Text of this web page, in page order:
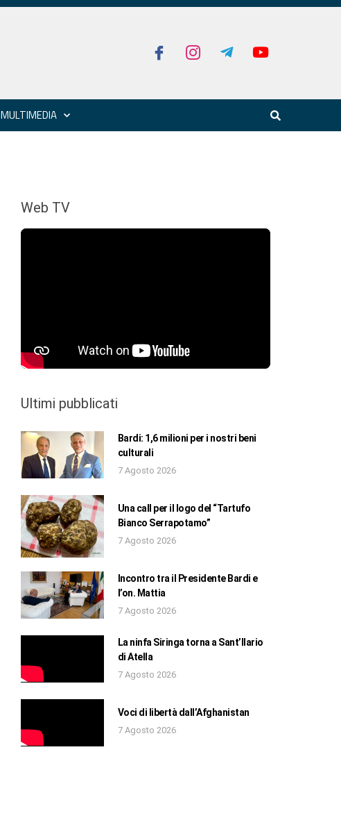
MULTIMEDIA
Web TV
Ultimi pubblicati
Bardi: 1,6 milioni per i nostri beni
culturali
7 Agosto 2026
Una call per il logo del “Tartufo
Bianco Serrapotamo”
7 Agosto 2026
Incontro tra il Presidente Bardi e
l’on. Mattia
7 Agosto 2026
La ninfa Siringa torna a Sant’Ilario
di Atella
7 Agosto 2026
Voci di libertà dall’Afghanistan
7 Agosto 2026